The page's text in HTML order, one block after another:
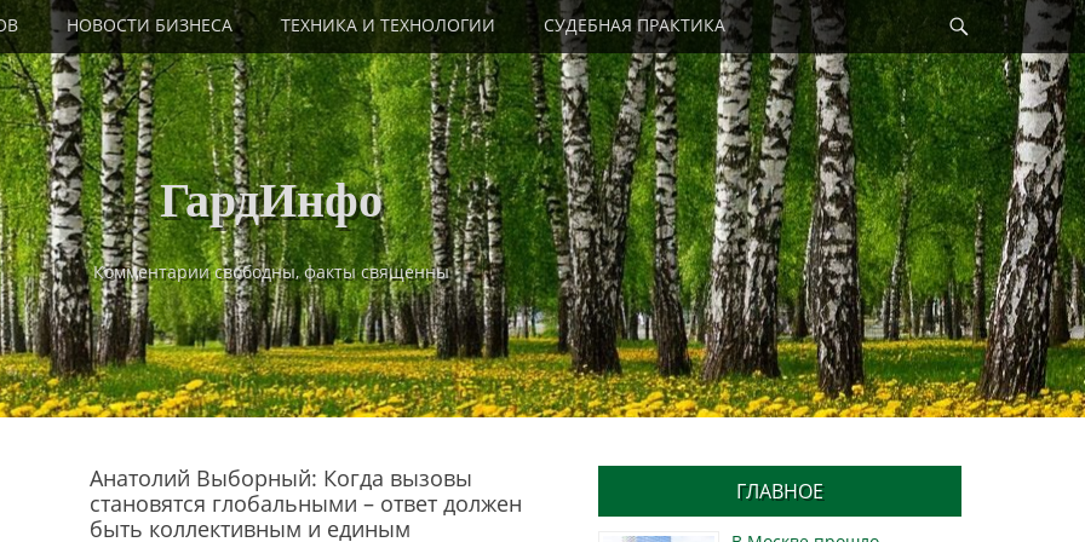
НОВОСТИ БИЗНЕСА ТЕХНИКА И ТЕХНОЛОГИИ СУДЕБНАЯ ПРАКТИКА
Найти
ГардИнфо
Комментарии свободны, факты священны
Анатолий Выборный: Когда вызовы
становятся глобальными – ответ должен
быть коллективным и единым
ГЛАВНОЕ